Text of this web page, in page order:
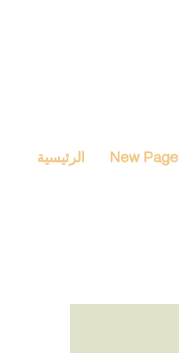
الرئيسية New Page